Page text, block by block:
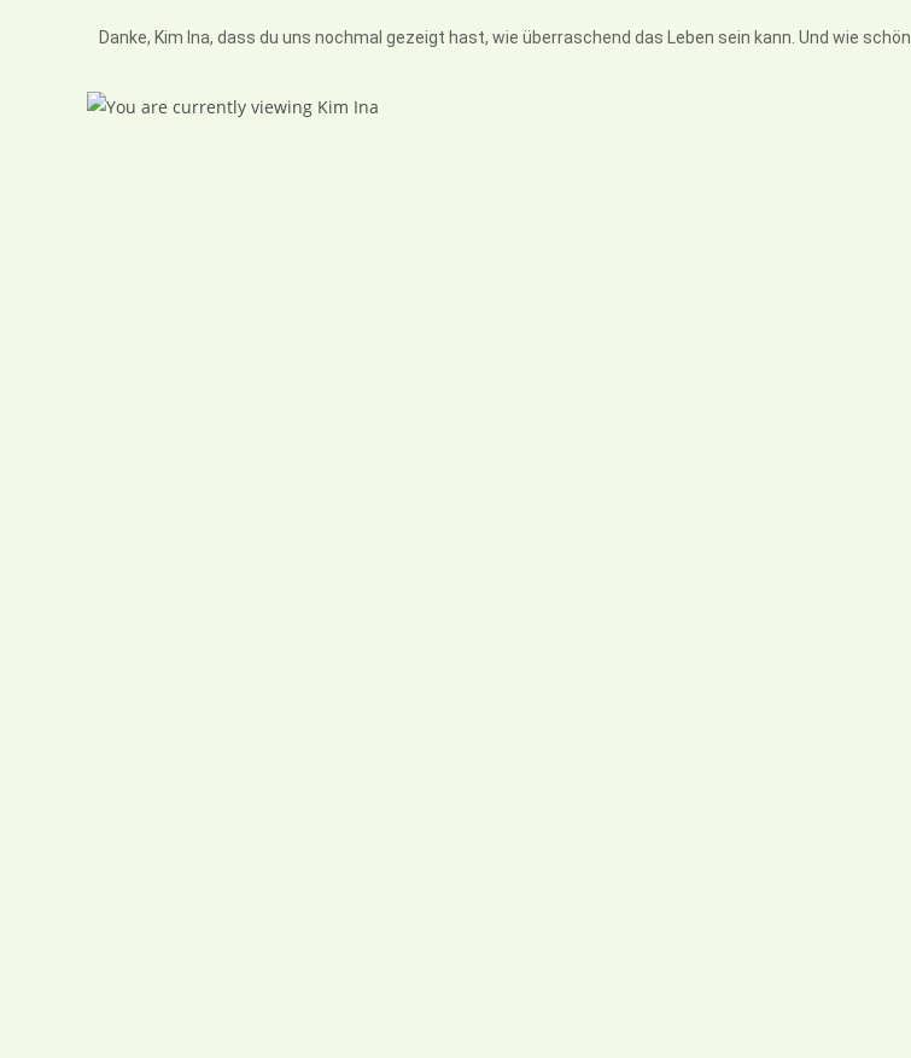
Danke, Kim Ina, dass du uns nochmal gezeigt hast, wie überraschend das Leben sein kann. Und wie schön.